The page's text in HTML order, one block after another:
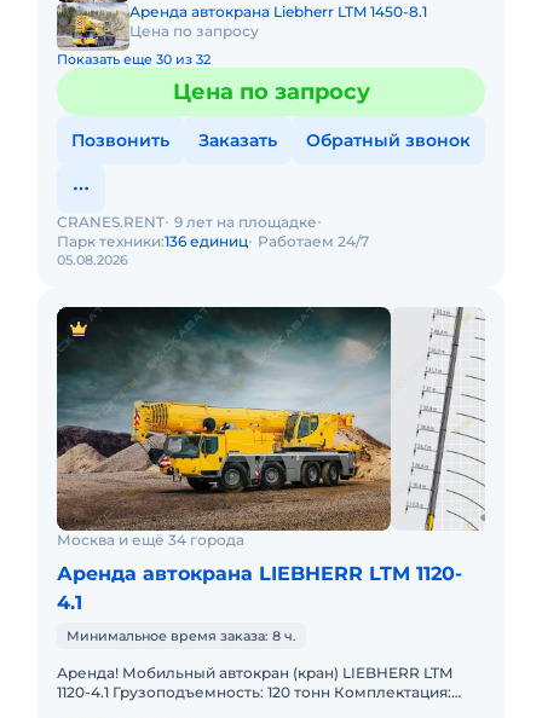
Аренда автокрана Liebherr LTM 1450-8.1
Цена по запросу
Показать еще 30 из 32
Цена по запросу
Позвонить Заказать Обратный звонок
05.08.2026
CRANES.RENT 9 лет на площадке
Парк техники:136 единиц Работаем 24/7
Москва и ещё 34 города
Аренда автокрана LIEBHERR LTM 1120-
4.1
Минимальное время заказа: 8 ч.
Аренда! Мобильный автокран (кран) LIEBHERR LTM
1120-4.1 Грузоподъемность: 120 тонн Комплектация: